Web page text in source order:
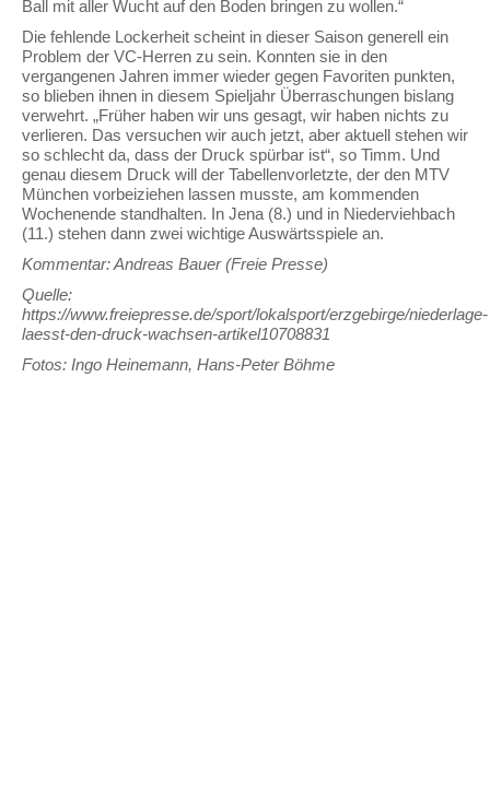
Ball mit aller Wucht auf den Boden bringen zu wollen.“
Die fehlende Lockerheit scheint in dieser Saison generell ein
Problem der VC-Herren zu sein. Konnten sie in den
vergangenen Jahren immer wieder gegen Favoriten punkten,
so blieben ihnen in diesem Spieljahr Überraschungen bislang
verwehrt. „Früher haben wir uns gesagt, wir haben nichts zu
verlieren. Das versuchen wir auch jetzt, aber aktuell stehen wir
so schlecht da, dass der Druck spürbar ist“, so Timm. Und
genau diesem Druck will der Tabellenvorletzte, der den MTV
München vorbeiziehen lassen musste, am kommenden
Wochenende standhalten. In Jena (8.) und in Niederviehbach
(11.) stehen dann zwei wichtige Auswärtsspiele an.
Kommentar: Andreas Bauer (Freie Presse)
Quelle:
https://www.freiepresse.de/sport/lokalsport/erzgebirge/niederlage-
laesst-den-druck-wachsen-artikel10708831
Fotos: Ingo Heinemann, Hans-Peter Böhme